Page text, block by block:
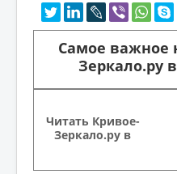
Самое важное
Зеркало.ру в
Читать Кривое-
Зеркало.ру в